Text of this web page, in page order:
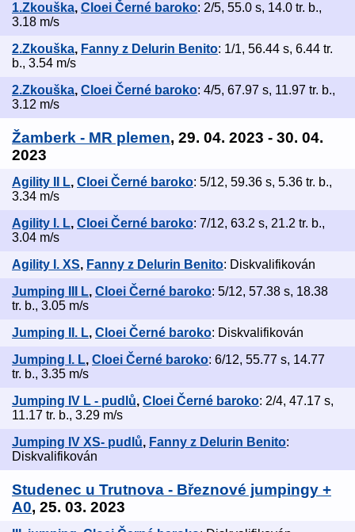
1.Zkouška, Cloei Černé baroko: 2/5, 55.0 s, 14.0 tr. b.,
3.18 m/s
2.Zkouška, Fanny z Delurin Benito: 1/1, 56.44 s, 6.44 tr.
b., 3.54 m/s
2.Zkouška, Cloei Černé baroko: 4/5, 67.97 s, 11.97 tr. b.,
3.12 m/s
Žamberk - MR plemen, 29. 04. 2023 - 30. 04.
2023
Agility II L, Cloei Černé baroko: 5/12, 59.36 s, 5.36 tr. b.,
3.34 m/s
Agility I. L, Cloei Černé baroko: 7/12, 63.2 s, 21.2 tr. b.,
3.04 m/s
Agility I. XS, Fanny z Delurin Benito: Diskvalifikován
Jumping III L, Cloei Černé baroko: 5/12, 57.38 s, 18.38
tr. b., 3.05 m/s
Jumping II. L, Cloei Černé baroko: Diskvalifikován
Jumping I. L, Cloei Černé baroko: 6/12, 55.77 s, 14.77
tr. b., 3.35 m/s
Jumping IV L - pudlů, Cloei Černé baroko: 2/4, 47.17 s,
11.17 tr. b., 3.29 m/s
Jumping IV XS- pudlů, Fanny z Delurin Benito:
Diskvalifikován
Studenec u Trutnova - Březnové jumpingy +
A0, 25. 03. 2023